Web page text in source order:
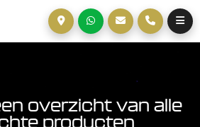
overzicht van alle
producten